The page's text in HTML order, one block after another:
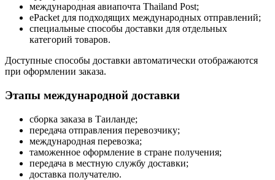
международная авиапочта Thailand Post;
ePacket для подходящих международных отправлений;
специальные способы доставки для отдельных
категорий товаров.
Доступные способы доставки автоматически отображаются
при оформлении заказа.
Этапы международной доставки
сборка заказа в Таиланде;
передача отправления перевозчику;
международная перевозка;
таможенное оформление в стране получения;
передача в местную службу доставки;
доставка получателю.